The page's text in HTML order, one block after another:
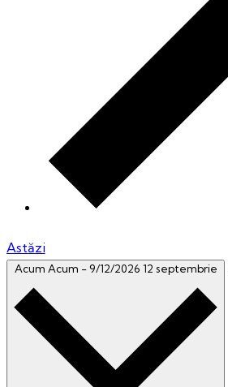
Astăzi
Acum Acum - 9/12/2026 12 septembrie